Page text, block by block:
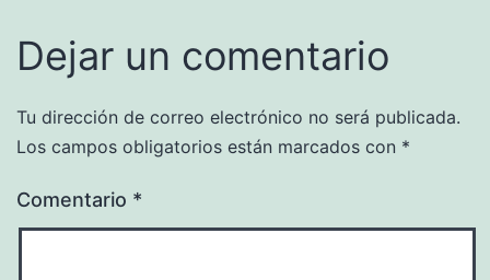
Dejar un comentario
Tu dirección de correo electrónico no será publicada.
Los campos obligatorios están marcados con *
Comentario *